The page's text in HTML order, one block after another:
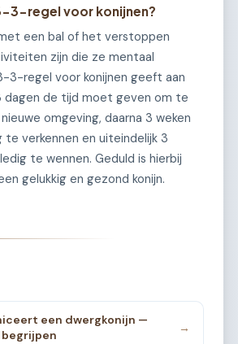
3-regel voor konijnen?
een bal of het verstoppen
zijn die ze mentaal
3-regel voor konijnen geeft aan
de tijd moet geven om te
omgeving, daarna 3 weken
verkennen en uiteindelijk 3
te wennen. Geduld is hierbij
gelukkig en gezond konijn.
een dwergkonijn —
→